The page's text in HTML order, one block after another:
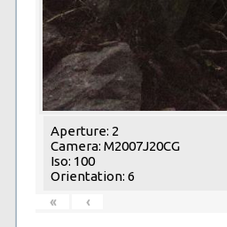
Aperture: 2
Camera: M2007J20CG
Iso: 100
Orientation: 6
«
‹